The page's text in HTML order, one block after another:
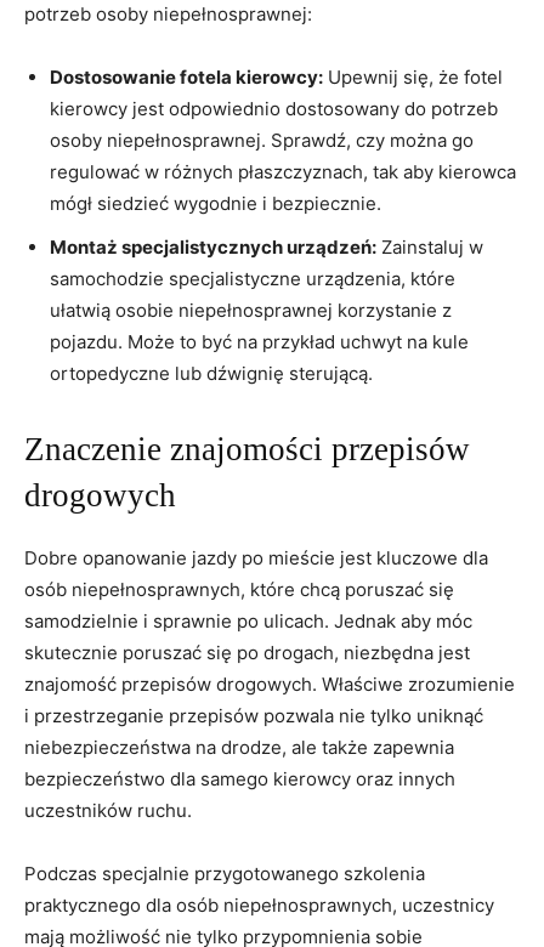
potrzeb osoby niepełnosprawnej:
Dostosowanie ⁢fotela ‍kierowcy: Upewnij się, że fotel
⁣kierowcy jest⁢ odpowiednio dostosowany do​ potrzeb‌
osoby niepełnosprawnej. Sprawdź, czy można ​go
regulować w różnych płaszczyznach, ⁣tak aby kierowca
mógł siedzieć wygodnie i bezpiecznie.
Montaż​ specjalistycznych urządzeń: Zainstaluj ⁢w
samochodzie specjalistyczne urządzenia,‍ które
ułatwią osobie niepełnosprawnej korzystanie​ z⁣
pojazdu. Może to być na ‌przykład uchwyt‌ na kule
ortopedyczne lub ⁢dźwignię​ sterującą.
Znaczenie znajomości przepisów
drogowych
Dobre opanowanie jazdy‌ po ‍mieście jest ‌kluczowe⁤ dla
osób niepełnosprawnych, które chcą poruszać⁤ się
samodzielnie ⁢i sprawnie po ulicach. Jednak aby móc⁣
skutecznie​ poruszać się po drogach, niezbędna ​jest
znajomość ‌przepisów drogowych. Właściwe​ zrozumienie
i przestrzeganie ⁢przepisów ‌pozwala ⁤nie‌ tylko⁤ uniknąć
niebezpieczeństwa na drodze, ale także zapewnia
bezpieczeństwo dla samego kierowcy oraz ⁢innych
⁤uczestników ruchu.
Podczas ‍specjalnie przygotowanego szkolenia
praktycznego⁢ dla osób niepełnosprawnych, uczestnicy
mają możliwość nie tylko przypomnienia ⁤sobie